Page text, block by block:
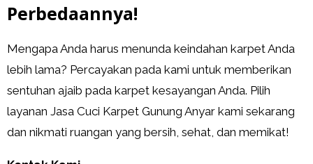
Perbedaannya!
Mengapa Anda harus menunda keindahan karpet Anda
lebih lama? Percayakan pada kami untuk memberikan
sentuhan ajaib pada karpet kesayangan Anda. Pilih
layanan Jasa Cuci Karpet Gunung Anyar kami sekarang
dan nikmati ruangan yang bersih, sehat, dan memikat!